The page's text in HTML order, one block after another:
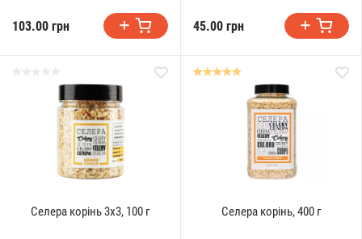
103.00 грн 45.00 грн
Селера корінь 3х3, 100 г Селера корінь, 400 г